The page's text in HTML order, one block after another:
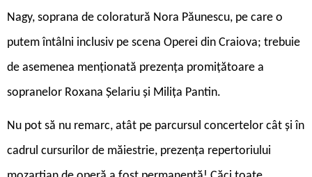
Nagy, soprana de coloratură Nora Păunescu, pe care o
putem întâlni inclusiv pe scena Operei din Craiova; trebuie
de asemenea menționată prezența promițătoare a
sopranelor Roxana Șelariu și Milița Pantin.
Nu pot să nu remarc, atât pe parcursul concertelor cât și în
cadrul cursurilor de măiestrie, prezența repertoriului